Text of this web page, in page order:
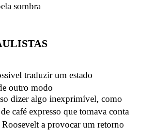
sombra
traduzir um estado
outro modo
dizer algo inexprimível, como
café expresso que tomava conta
Roosevelt a provocar um retorno